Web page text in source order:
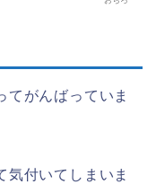
てがんばっていま
気付いてしまいま